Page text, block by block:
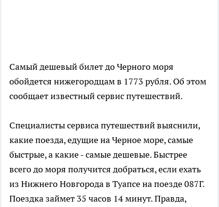
Самый дешевый билет до Черного моря
обойдется нижегородцам в 1773 рубля. Об этом
сообщает известный сервис путешествий.
Специалисты сервиса путешествий выяснили,
какие поезда, едущие на Черное море, самые
быстрые, а какие - самые дешевые. Быстрее
всего до моря получится добраться, если ехать
из Нижнего Новгорода в Туапсе на поезде 087Г.
Поездка займет 35 часов 14 минут. Правда,